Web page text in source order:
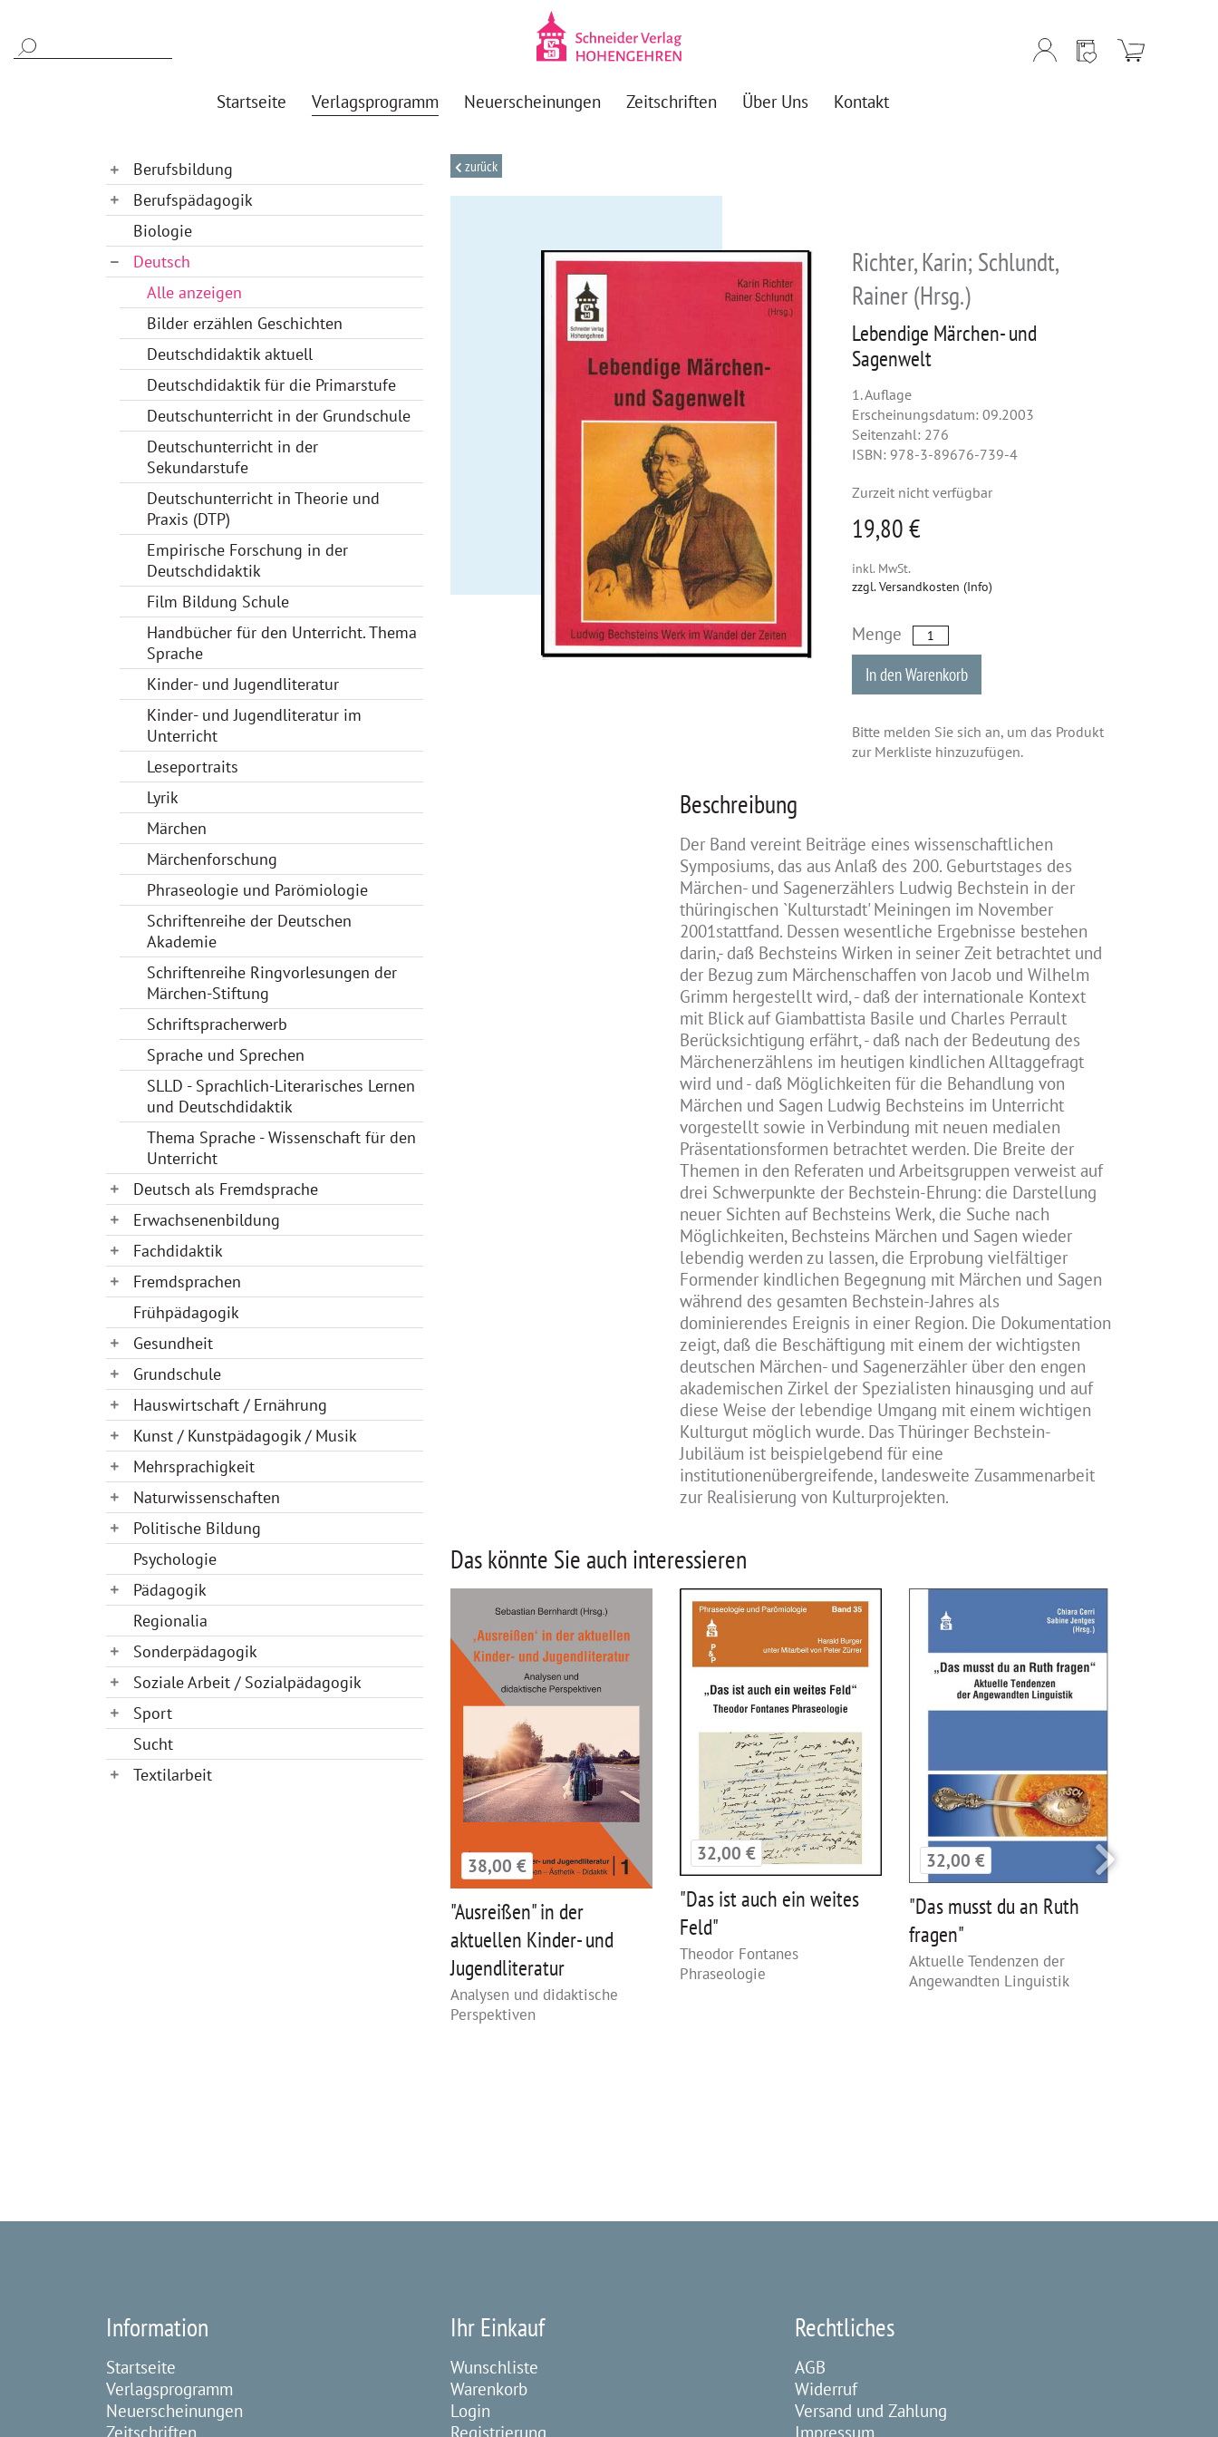
Startseite Verlagsprogramm Neuerscheinungen Zeitschriften Über Uns Kontakt
zurück
Richter, Karin; Schlundt,
Rainer (Hrsg.)
Lebendige Märchen- und
Sagenwelt
1. Auflage
Erscheinungsdatum: 09.2003
Seitenzahl: 276
ISBN: 978-3-89676-739-4
Zurzeit nicht verfügbar
19,80 €
inkl. MwSt.
zzgl. Versandkosten (Info)
Menge
In den Warenkorb
Bitte melden Sie sich an, um das Produkt
zur Merkliste hinzuzufügen.
Beschreibung
Der Band vereint Beiträge eines wissenschaftlichen
Symposiums, das aus Anlaß des 200. Geburtstages des
Märchen- und Sagenerzählers Ludwig Bechstein in der
thüringischen `Kulturstadt' Meiningen im November
2001stattfand. Dessen wesentliche Ergebnisse bestehen
darin,- daß Bechsteins Wirken in seiner Zeit betrachtet und
der Bezug zum Märchenschaffen von Jacob und Wilhelm
Grimm hergestellt wird, - daß der internationale Kontext
mit Blick auf Giambattista Basile und Charles Perrault
Berücksichtigung erfährt, - daß nach der Bedeutung des
Märchenerzählens im heutigen kindlichen Alltaggefragt
wird und - daß Möglichkeiten für die Behandlung von
Märchen und Sagen Ludwig Bechsteins im Unterricht
vorgestellt sowie in Verbindung mit neuen medialen
Präsentationsformen betrachtet werden. Die Breite der
Themen in den Referaten und Arbeitsgruppen verweist auf
drei Schwerpunkte der Bechstein-Ehrung: die Darstellung
neuer Sichten auf Bechsteins Werk, die Suche nach
Möglichkeiten, Bechsteins Märchen und Sagen wieder
lebendig werden zu lassen, die Erprobung vielfältiger
Formender kindlichen Begegnung mit Märchen und Sagen
während des gesamten Bechstein-Jahres als
dominierendes Ereignis in einer Region. Die Dokumentation
zeigt, daß die Beschäftigung mit einem der wichtigsten
deutschen Märchen- und Sagenerzähler über den engen
akademischen Zirkel der Spezialisten hinausging und auf
diese Weise der lebendige Umgang mit einem wichtigen
Kulturgut möglich wurde. Das Thüringer Bechstein-
Jubiläum ist beispielgebend für eine
institutionenübergreifende, landesweite Zusammenarbeit
zur Realisierung von Kulturprojekten.
Das könnte Sie auch interessieren
38,00 €
"Ausreißen" in der
aktuellen Kinder- und
Jugendliteratur
Analysen und didaktische
Perspektiven
32,00 €
"Das ist auch ein weites
Feld"
Theodor Fontanes
Phraseologie
32,00 €
"Das musst du an Ruth
fragen"
Aktuelle Tendenzen der
Angewandten Linguistik
Berufsbildung
Berufspädagogik
Biologie
Deutsch
Alle anzeigen
Bilder erzählen Geschichten
Deutschdidaktik aktuell
Deutschdidaktik für die Primarstufe
Deutschunterricht in der Grundschule
Deutschunterricht in der
Sekundarstufe
Deutschunterricht in Theorie und
Praxis (DTP)
Empirische Forschung in der
Deutschdidaktik
Film Bildung Schule
Handbücher für den Unterricht. Thema
Sprache
Kinder- und Jugendliteratur
Kinder- und Jugendliteratur im
Unterricht
Leseportraits
Lyrik
Märchen
Märchenforschung
Phraseologie und Parömiologie
Schriftenreihe der Deutschen
Akademie
Schriftenreihe Ringvorlesungen der
Märchen-Stiftung
Schriftspracherwerb
Sprache und Sprechen
SLLD - Sprachlich-Literarisches Lernen
und Deutschdidaktik
Thema Sprache - Wissenschaft für den
Unterricht
Deutsch als Fremdsprache
Erwachsenenbildung
Fachdidaktik
Fremdsprachen
Frühpädagogik
Gesundheit
Grundschule
Hauswirtschaft / Ernährung
Kunst / Kunstpädagogik / Musik
Mehrsprachigkeit
Naturwissenschaften
Politische Bildung
Psychologie
Pädagogik
Regionalia
Sonderpädagogik
Soziale Arbeit / Sozialpädagogik
Sport
Sucht
Textilarbeit
Information
Startseite
Verlagsprogramm
Neuerscheinungen
Ihr Einkauf
Wunschliste
Warenkorb
Login
Rechtliches
AGB
Widerruf
Versand und Zahlung